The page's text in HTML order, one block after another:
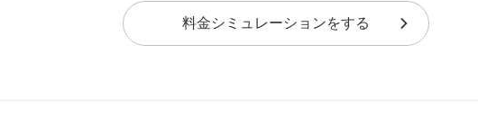
料金シミュレーションをする